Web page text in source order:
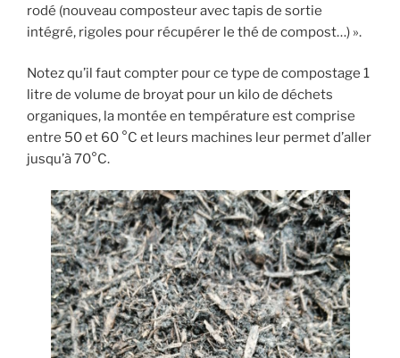
rodé (nouveau composteur avec tapis de sortie
intégré, rigoles pour récupérer le thé de compost…) ».
Notez qu’il faut compter pour ce type de compostage 1
litre de volume de broyat pour un kilo de déchets
organiques, la montée en température est comprise
entre 50 et 60 °C et leurs machines leur permet d’aller
jusqu’à 70°C.